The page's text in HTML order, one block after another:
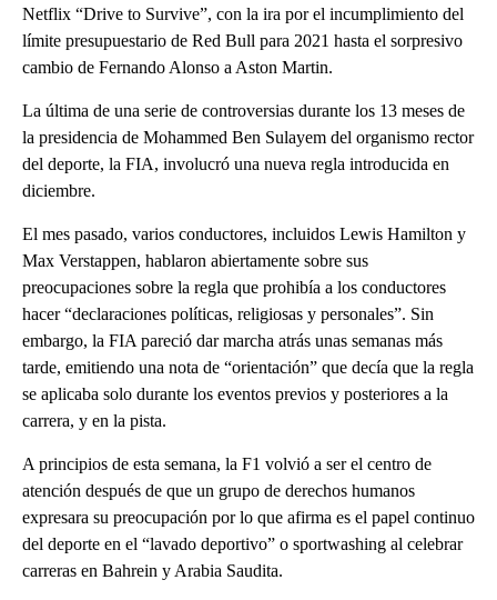
Netflix “Drive to Survive”, con la ira por el incumplimiento del
límite presupuestario de Red Bull para 2021 hasta el sorpresivo
cambio de Fernando Alonso a Aston Martin.
La última de una serie de controversias durante los 13 meses de
la presidencia de Mohammed Ben Sulayem del organismo rector
del deporte, la FIA, involucró una nueva regla introducida en
diciembre.
El mes pasado, varios conductores, incluidos Lewis Hamilton y
Max Verstappen, hablaron abiertamente sobre sus
preocupaciones sobre la regla que prohibía a los conductores
hacer “declaraciones políticas, religiosas y personales”. Sin
embargo, la FIA pareció dar marcha atrás unas semanas más
tarde, emitiendo una nota de “orientación” que decía que la regla
se aplicaba solo durante los eventos previos y posteriores a la
carrera, y en la pista.
A principios de esta semana, la F1 volvió a ser el centro de
atención después de que un grupo de derechos humanos
expresara su preocupación por lo que afirma es el papel continuo
del deporte en el “lavado deportivo” o sportwashing al celebrar
carreras en Bahrein y Arabia Saudita.